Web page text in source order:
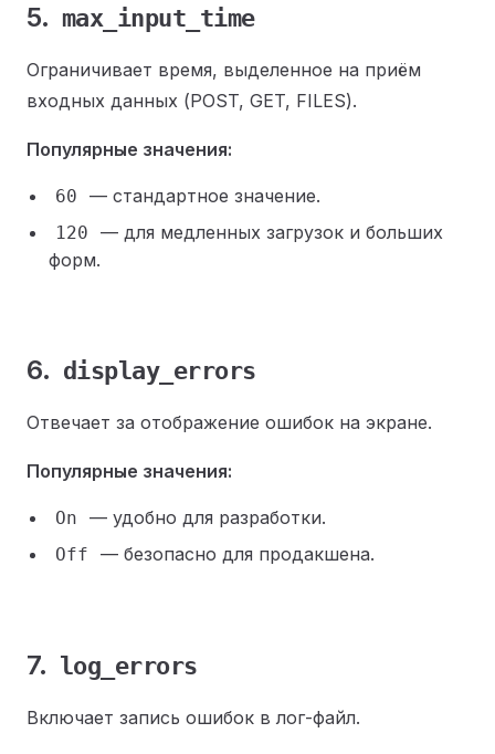
5. max_input_time
Ограничивает время, выделенное на приём
входных данных (POST, GET, FILES).
Популярные значения:
60 — стандартное значение.
120
— для медленных загрузок и больших
форм.
6. display_errors
Отвечает за отображение ошибок на экране.
Популярные значения:
On — удобно для разработки.
Off — безопасно для продакшена.
7. log_errors
Включает запись ошибок в лог-файл.